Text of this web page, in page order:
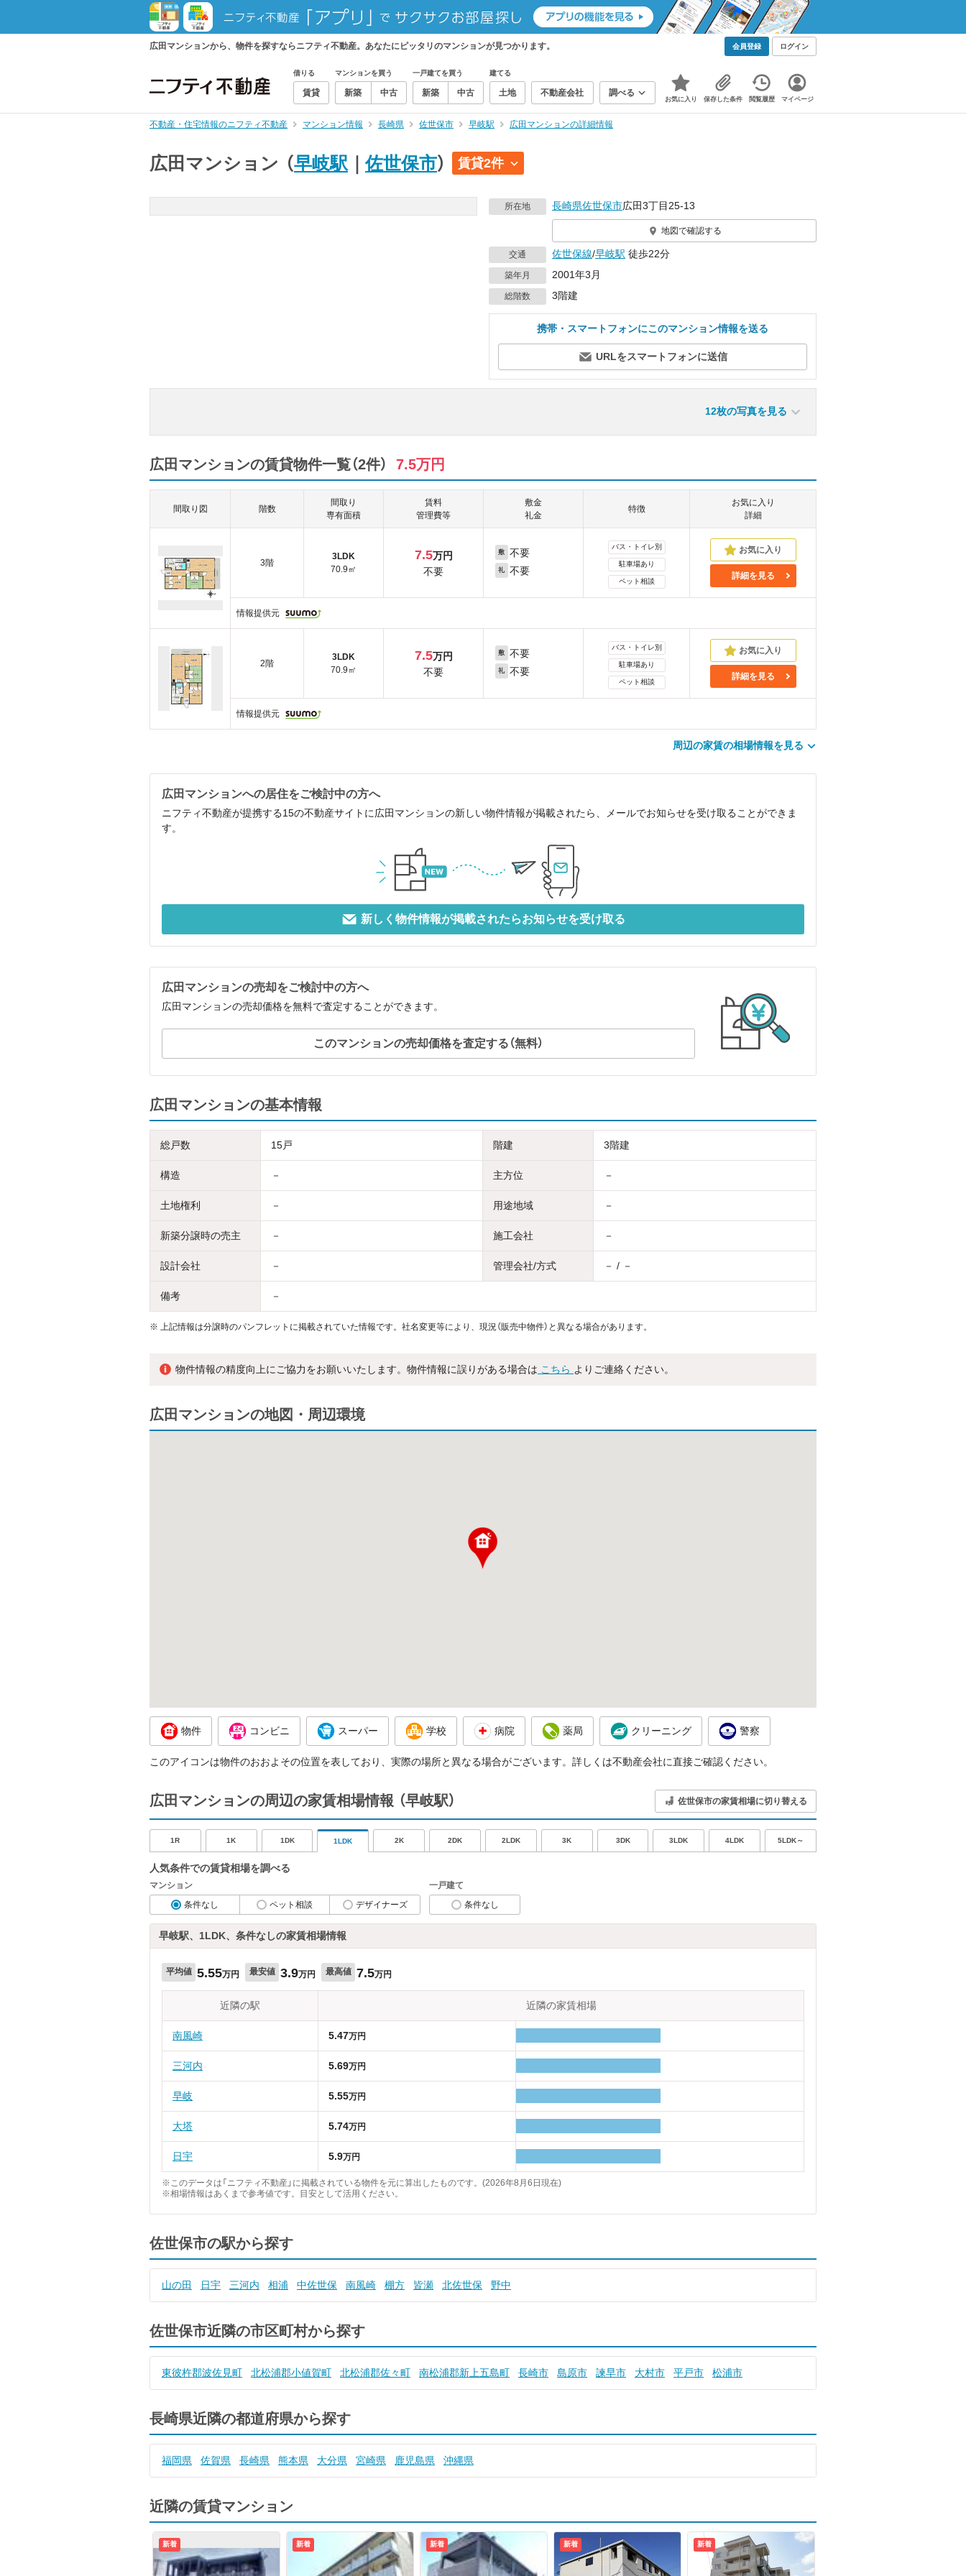
広田マンションから、物件を探すならニフティ不動産。あなたにピッタリのマンションが見つかります。 会員登録 ログイン
借りる
賃貸
マンションを買う
新築 中古
一戸建てを買う
新築 中古
建てる
土地 不動産会社 調べる
お気に入り 保存した条件 閲覧履歴 マイページ
不動産・住宅情報のニフティ不動産 マンション情報 長崎県 佐世保市 早岐駅 広田マンションの詳細情報
広田マンション （早岐駅 ｜佐世保市） 賃貸2件
所在地 長崎県佐世保市広田3丁目25-13
地図で確認する
交通 佐世保線/早岐駅 徒歩22分
築年月 2001年3月
総階数 3階建
携帯・スマートフォンにこのマンション情報を送る
URLをスマートフォンに送信
12枚の写真を見る
広田マンションの賃貸物件一覧（2件） 7.5万円
間取り図 階数
間取り
専有面積
賃料
管理費等
敷金
礼金
特徴
お気に入り
詳細
3階
3LDK
70.9㎡
7.5万円
不要
敷 不要
礼 不要
バス・トイレ別
駐車場あり
ペット相談
詳細を見る
情報提供元
2階
3LDK
70.9㎡
7.5万円
不要
敷 不要
礼 不要
バス・トイレ別
駐車場あり
ペット相談
詳細を見る
情報提供元
周辺の家賃の相場情報を見る
広田マンションへの居住をご検討中の方へ
ニフティ不動産が提携する15の不動産サイトに広田マンションの新しい物件情報が掲載されたら、メールでお知らせを受け取ることができま
す。
新しく物件情報が掲載されたらお知らせを受け取る
広田マンションの売却をご検討中の方へ
広田マンションの売却価格を無料で査定することができます。
このマンションの売却価格を査定する（無料）
広田マンションの基本情報
総戸数 15戸 階建 3階建
構造 － 主方位 －
土地権利 － 用途地域 －
新築分譲時の売主 － 施工会社 －
設計会社 － 管理会社/方式 － / －
備考 －
※ 上記情報は分譲時のパンフレットに掲載されていた情報です。社名変更等により、現況（販売中物件）と異なる場合があります。
物件情報の精度向上にご協力をお願いいたします。物件情報に誤りがある場合は こちら よりご連絡ください。
広田マンションの地図・周辺環境
物件 コンビニ スーパー 学校 病院 薬局 クリーニング 警察
このアイコンは物件のおおよその位置を表しており、実際の場所と異なる場合がございます。詳しくは不動産会社に直接ご確認ください。
広田マンションの周辺の家賃相場情報 （早岐駅） 佐世保市の家賃相場に切り替える
1R 1K 1DK 1LDK 2K 2DK 2LDK 3K 3DK 3LDK 4LDK 5LDK～
人気条件での賃貸相場を調べる
マンション
条件なし
ペット相談 デザイナーズ
一戸建て
条件なし
早岐駅、1LDK、条件なしの家賃相場情報
平均値 5.55万円 最安値 3.9万円 最高値 7.5万円
近隣の駅 近隣の家賃相場
南風崎 5.47万円
三河内 5.69万円
早岐 5.55万円
大塔 5.74万円
日宇 5.9万円
※このデータは「ニフティ不動産」に掲載されている物件を元に算出したものです。(2026年8月6日現在)
※相場情報はあくまで参考値です。目安として活用ください。
佐世保市の駅から探す
山の田 日宇 三河内 相浦 中佐世保 南風崎 棚方 皆瀬 北佐世保 野中
佐世保市近隣の市区町村から探す
東彼杵郡波佐見町 北松浦郡小値賀町 北松浦郡佐々町 南松浦郡新上五島町 長崎市 島原市 諫早市 大村市 平戸市 松浦市
長崎県近隣の都道府県から探す
福岡県 佐賀県 長崎県 熊本県 大分県 宮崎県 鹿児島県 沖縄県
近隣の賃貸マンション
新着 新着 新着 新着 新着